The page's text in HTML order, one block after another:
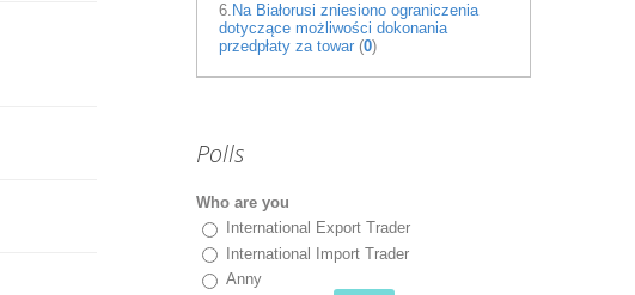
6. Na Białorusi zniesiono ograniczenia
dotyczące możliwości dokonania
przedpłaty za towar (0)
Polls
Who are you
International Export Trader
International Import Trader
Anny